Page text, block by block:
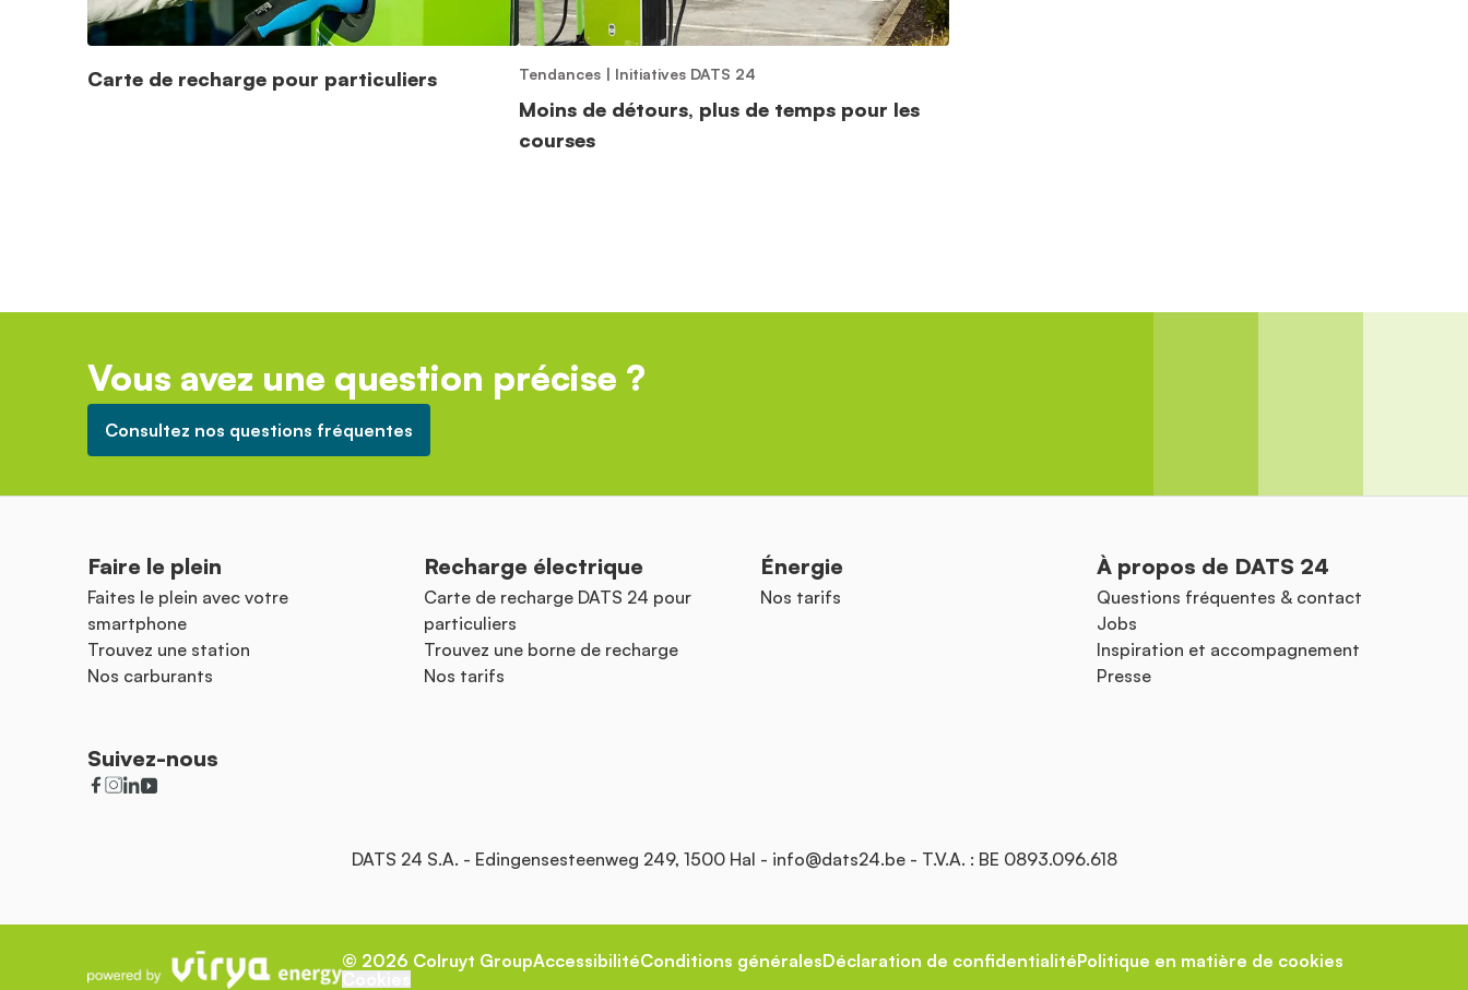
Carte de recharge pour particuliers Tendances | Initiatives DATS 24
Moins de détours, plus de temps pour les
courses
Vous avez une question précise ?
Consultez nos questions fréquentes
Faire le plein
Faites le plein avec votre
smartphone
Trouvez une station
Nos carburants
Recharge électrique
Carte de recharge DATS 24 pour
particuliers
Trouvez une borne de recharge
Nos tarifs
Énergie
Nos tarifs
À propos de DATS 24
Questions fréquentes & contact
Jobs
Inspiration et accompagnement
Presse
Suivez-nous
DATS 24 S.A. - Edingensesteenweg 249, 1500 Hal - info@dats24.be- T.V.A. : BE 0893.096.618
© 2026 Colruyt GroupAccessibilitéConditions généralesDéclaration de confidentialitéPolitique en matière de cookies
Cookies